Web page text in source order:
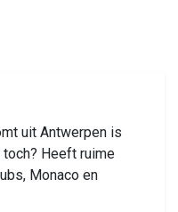
uit Antwerpen is
Heeft ruime
Monaco en